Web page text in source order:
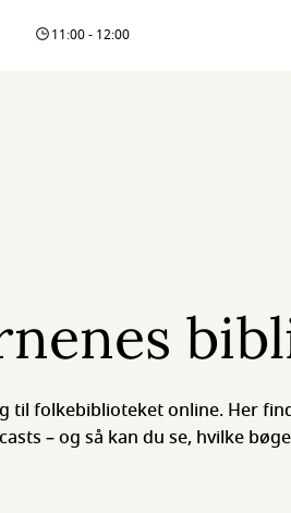
11:00 - 12:00
til folkebiblioteket online. Her
– og så kan du se, hvilke